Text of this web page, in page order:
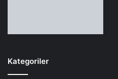
Kategoriler